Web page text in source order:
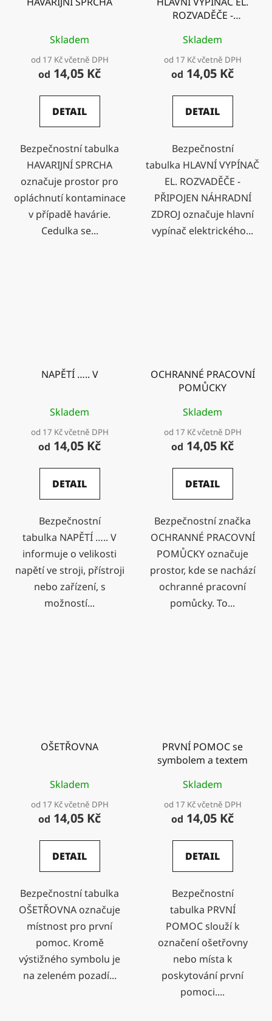
Skladem
od 17 Kč včetně DPH
od 14,05 Kč
DETAIL
Bezpečnostní tabulka
HAVARIJNÍ SPRCHA
označuje prostor pro
opláchnutí kontaminace
v případě havárie.
Cedulka se...
ROZVADĚČE -
ZDROJ
Skladem
od 17 Kč včetně DPH
od 14,05 Kč
DETAIL
Bezpečnostní
tabulka HLAVNÍ VYPÍNAČ
EL. ROZVADĚČE -
PŘIPOJEN NÁHRADNÍ
ZDROJ označuje hlavní
vypínač elektrického...
NAPĚTÍ ….. V
Skladem
od 17 Kč včetně DPH
od 14,05 Kč
DETAIL
Bezpečnostní
tabulka NAPĚTÍ ….. V
informuje o velikosti
napětí ve stroji, přístroji
nebo zařízení, s
možností...
OCHRANNÉ PRACOVNÍ
POMŮCKY
Skladem
od 17 Kč včetně DPH
od 14,05 Kč
DETAIL
Bezpečnostní značka
OCHRANNÉ PRACOVNÍ
POMŮCKY označuje
prostor, kde se nachází
ochranné pracovní
pomůcky. To...
OŠETŘOVNA
Skladem
od 17 Kč včetně DPH
od 14,05 Kč
DETAIL
Bezpečnostní tabulka
OŠETŘOVNA označuje
místnost pro první
pomoc. Kromě
výstižného symbolu je
na zeleném pozadí...
PRVNÍ POMOC se
symbolem a textem
Skladem
od 17 Kč včetně DPH
od 14,05 Kč
DETAIL
Bezpečnostní
tabulka PRVNÍ
POMOC slouží k
označení ošetřovny
nebo místa k
poskytování první
pomoci....